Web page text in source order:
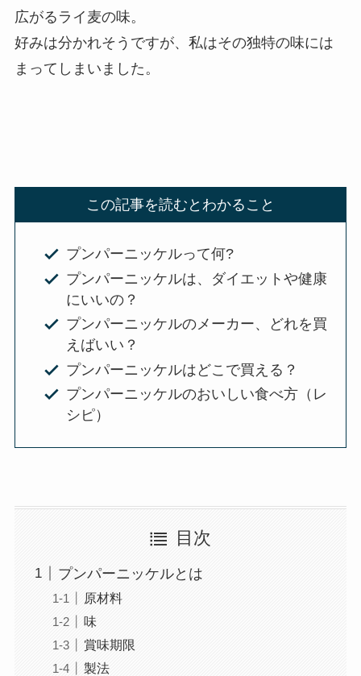
広がるライ麦の味。
好みは分かれそうですが、私はその独特の味には
まってしまいました。
この記事を読むとわかること
プンパーニッケルって何?
プンパーニッケルは、ダイエットや健康
にいいの？
プンパーニッケルのメーカー、どれを買
えばいい？
プンパーニッケルはどこで買える？
プンパーニッケルのおいしい食べ方（レ
シピ）
目次
プンパーニッケルとは
原材料
味
賞味期限
製法